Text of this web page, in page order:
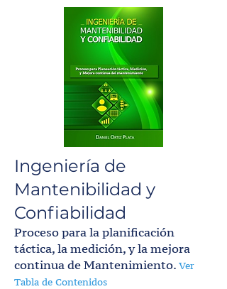
Ingeniería de
Mantenibilidad y
Confiabilidad
Proceso para la planificación
táctica, la medición, y la mejora
continua de Mantenimiento. Ver
Tabla de Contenidos